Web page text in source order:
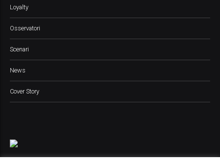
Loyalty
Osservatori
Scenari
News
Cover Story